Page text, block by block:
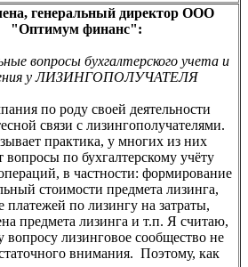
генеральный директор ООО
"Оптимум финанс":
вопросы бухгалтерского учета и
у ЛИЗИНГОПОЛУЧАТЕЛЯ
по роду своей деятельности
связи с лизингополучателями.
практика, у многих из них
вопросы по бухгалтерскому учёту
в частности: формирование
стоимости предмета лизинга,
платежей по лизингу на затраты,
предмета лизинга и т.п. Я считаю,
вопросу лизинговое сообщество не
внимания. Поэтому, как